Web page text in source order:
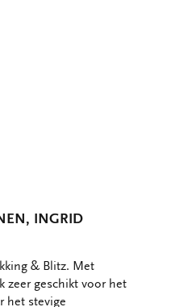
AAN VERLANGLIJST
INGRID
& Blitz. Met
zeer geschikt voor het
het stevige